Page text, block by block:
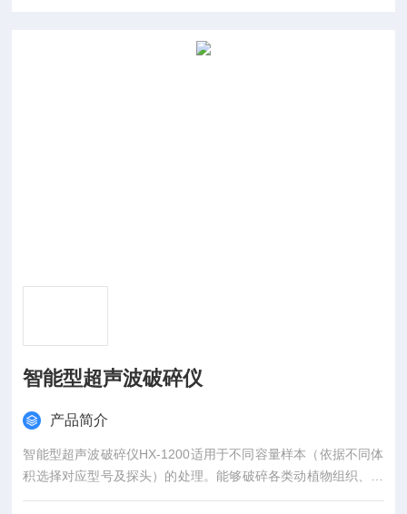
智能型超声波破碎仪
产品简介
智能型超声波破碎仪HX-1200适用于不同容量样本（依据不同体
积选择对应型号及探头）的处理。能够破碎各类动植物组织、细
胞、细菌，同时可用来乳化、分离、分散、提取、清洗及加速化